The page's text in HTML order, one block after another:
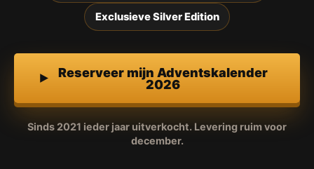
Exclusieve Silver Edition
Reserveer mijn Adventskalender
2026
Sinds 2021 ieder jaar uitverkocht. Levering ruim voor
december.